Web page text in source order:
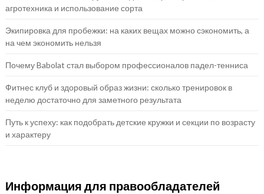
агротехника и использование сорта
Экипировка для пробежки: на каких вещах можно сэкономить, а
на чем экономить нельзя
Почему Babolat стал выбором профессионалов падел-тенниса
Фитнес клуб и здоровый образ жизни: сколько тренировок в
неделю достаточно для заметного результата
Путь к успеху: как подобрать детские кружки и секции по возрасту
и характеру
Информация для правообладателей